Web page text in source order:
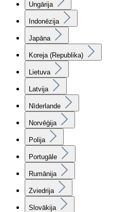
Ungārija
Indonēzija
Japāna
Koreja (Republika)
Lietuva
Latvija
Nīderlande
Norvēģija
Polija
Portugāle
Rumānija
Zviedrija
Slovākija